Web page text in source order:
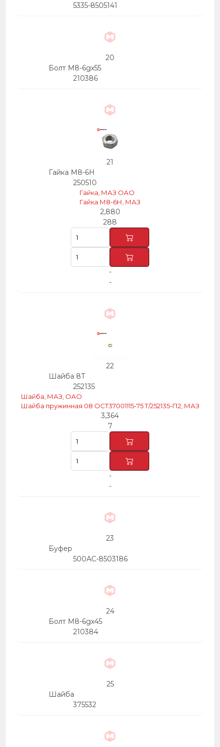
5335-8505141
20
Болт М8-6gх55
210386
21
Гайка М8-6Н
250510
Гайка, МАЗ ОАО
Гайка М8-6Н, МАЗ
2,880
288
-
-
22
Шайба 8Т
252135
Шайба, МАЗ, ОАО
Шайба пружинная 08 ОСТ37001115-75 Т/252135-П2, МАЗ
3,364
7
-
-
23
Буфер
500АС-8503186
24
Болт М8-6gх45
210384
25
Шайба
375532